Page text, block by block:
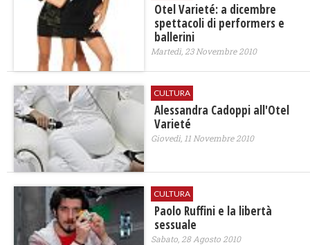
Otel Varieté: a dicembre
spettacoli di performers e
ballerini
Martedì, 23 Novembre 2010
CULTURA
Alessandra Cadoppi all'Otel
Varieté
Giovedì, 11 Novembre 2010
CULTURA
Paolo Ruffini e la libertà
sessuale
Sabato, 28 Agosto 2010